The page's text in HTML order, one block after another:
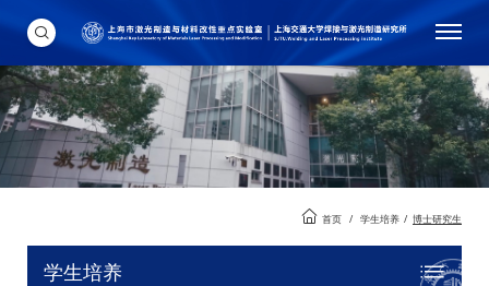
首页 / 学生培养 / 博士研究生
学生培养